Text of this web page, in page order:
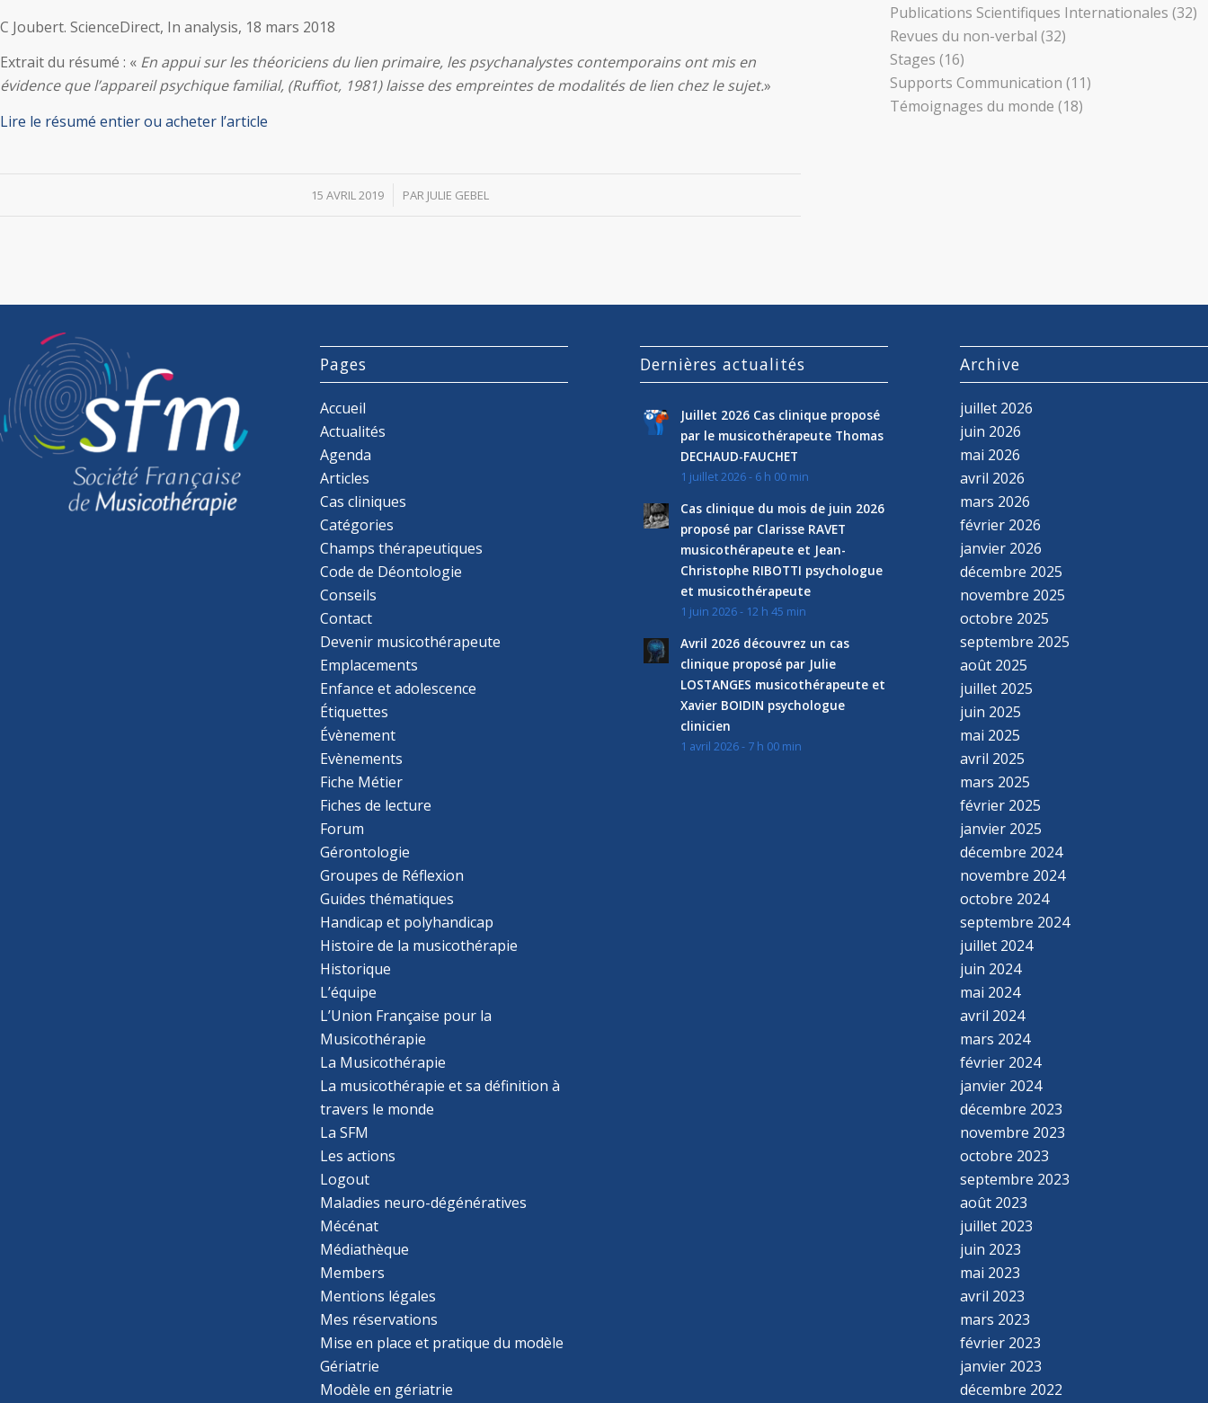
C Joubert. ScienceDirect, In analysis, 18 mars 2018
Extrait du résumé : « En appui sur les théoriciens du lien primaire, les psychanalystes contemporains ont mis en
évidence que l’appareil psychique familial, (Ruffiot, 1981) laisse des empreintes de modalités de lien chez le sujet.»
Lire le résumé entier ou acheter l’article
15 AVRIL 2019
/ PAR JULIE GEBEL
Publications Scientifiques Internationales (32)
Revues du non-verbal (32)
Stages (16)
Supports Communication (11)
Témoignages du monde (18)
Pages
Accueil
Actualités
Agenda
Articles
Cas cliniques
Catégories
Champs thérapeutiques
Code de Déontologie
Conseils
Contact
Devenir musicothérapeute
Emplacements
Enfance et adolescence
Étiquettes
Évènement
Evènements
Fiche Métier
Fiches de lecture
Forum
Gérontologie
Groupes de Réflexion
Guides thématiques
Handicap et polyhandicap
Histoire de la musicothérapie
Historique
L’équipe
L’Union Française pour la
Musicothérapie
La Musicothérapie
La musicothérapie et sa définition à
travers le monde
La SFM
Les actions
Logout
Maladies neuro-dégénératives
Mécénat
Médiathèque
Members
Mentions légales
Mes réservations
Mise en place et pratique du modèle
Gériatrie
Modèle en gériatrie
Dernières actualités
Juillet 2026 Cas clinique proposé
par le musicothérapeute Thomas
DECHAUD-FAUCHET
1 juillet 2026 - 6 h 00 min
Cas clinique du mois de juin 2026
proposé par Clarisse RAVET
musicothérapeute et Jean-
Christophe RIBOTTI psychologue
et musicothérapeute
1 juin 2026 - 12 h 45 min
Avril 2026 découvrez un cas
clinique proposé par Julie
LOSTANGES musicothérapeute et
Xavier BOIDIN psychologue
clinicien
1 avril 2026 - 7 h 00 min
Archive
juillet 2026
juin 2026
mai 2026
avril 2026
mars 2026
février 2026
janvier 2026
décembre 2025
novembre 2025
octobre 2025
septembre 2025
août 2025
juillet 2025
juin 2025
mai 2025
avril 2025
mars 2025
février 2025
janvier 2025
décembre 2024
novembre 2024
octobre 2024
septembre 2024
juillet 2024
juin 2024
mai 2024
avril 2024
mars 2024
février 2024
janvier 2024
décembre 2023
novembre 2023
octobre 2023
septembre 2023
août 2023
juillet 2023
juin 2023
mai 2023
avril 2023
mars 2023
février 2023
janvier 2023
décembre 2022